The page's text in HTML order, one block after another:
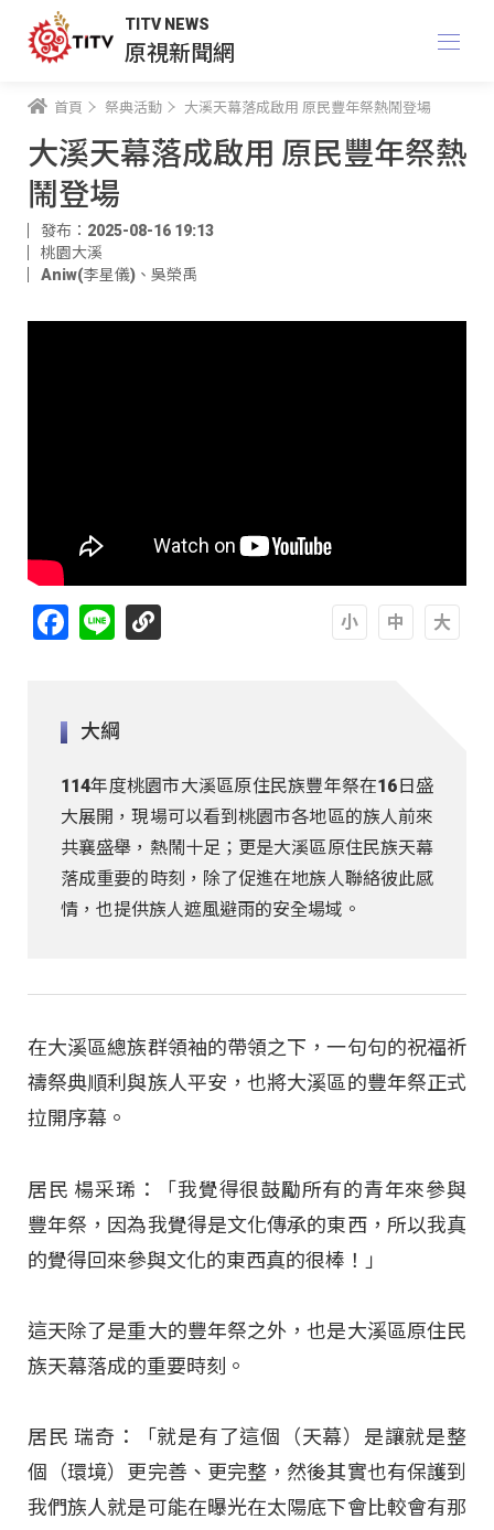
TITV NEWS
原視新聞網
首頁 祭典活動 大溪天幕落成啟用 原民豐年祭熱鬧登場
大溪天幕落成啟用 原民豐年祭熱
鬧登場
發布：2025-08-16 19:13
桃園大溪
Aniw(李星儀) 、 吳榮禹
Facebook
Line
大綱
114年度桃園市大溪區原住民族豐年祭在16日盛
大展開，現場可以看到桃園市各地區的族人前來
共襄盛舉，熱鬧十足；更是大溪區原住民族天幕
落成重要的時刻，除了促進在地族人聯絡彼此感
情，也提供族人遮風避雨的安全場域。
在大溪區總族群領袖的帶領之下，一句句的祝福祈
禱祭典順利與族人平安，也將大溪區的豐年祭正式
拉開序幕。
居民 楊采琋：「我覺得很鼓勵所有的青年來參與
豐年祭，因為我覺得是文化傳承的東西，所以我真
的覺得回來參與文化的東西真的很棒！」
這天除了是重大的豐年祭之外，也是大溪區原住民
族天幕落成的重要時刻。
居民 瑞奇：「就是有了這個（天幕）是讓就是整
個（環境）更完善、更完整，然後其實也有保護到
我們族人就是可能在曝光在太陽底下會比較會有那